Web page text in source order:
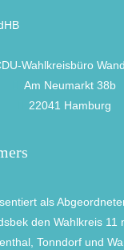
Wahlkreisbüro
Am Neumarkt 38b
22041 Hamburg
als
den Wahlkreis 11
Tonndorf und